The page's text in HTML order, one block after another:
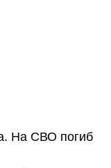
На СВО погиб